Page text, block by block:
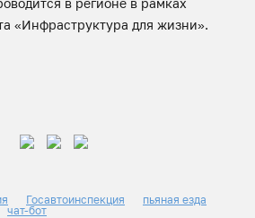
в регионе в рамках
«Инфраструктура для жизни».
Госавтоинспекция
пьяная езда
чат-бот